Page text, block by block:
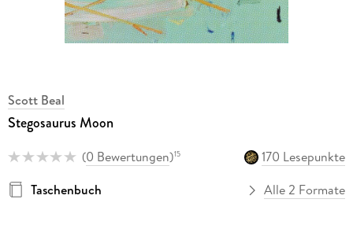
Scott Beal
Stegosaurus Moon
(0 Bewertungen)15
170 Lesepunkte
Taschenbuch
Alle 2 Formate